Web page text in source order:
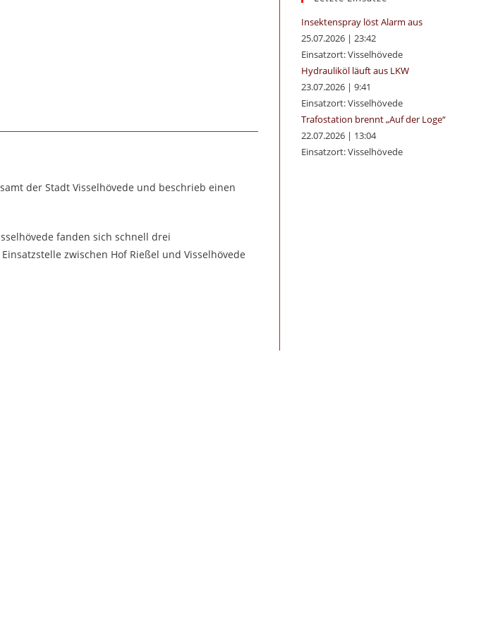
der Stadt Visselhövede und beschrieb einen
fanden sich schnell drei
zwischen Hof Rießel und Visselhövede
Insektenspray löst Alarm aus
25.07.2026| 23:42
Einsatzort: Visselhövede
Hydrauliköl läuft aus LKW
23.07.2026| 9:41
Einsatzort: Visselhövede
Trafostation brennt „Auf der Loge“
22.07.2026| 13:04
Einsatzort: Visselhövede